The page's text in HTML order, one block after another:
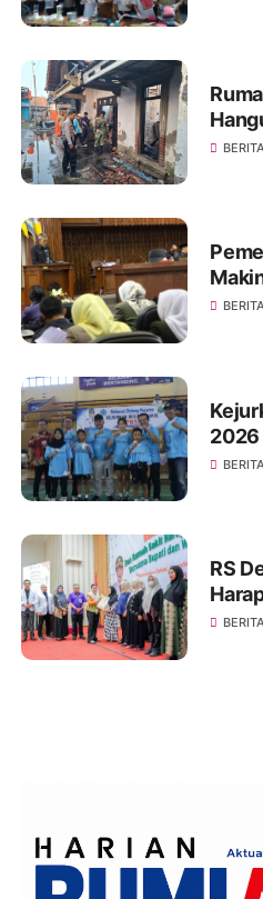
2026
Atlet
RS